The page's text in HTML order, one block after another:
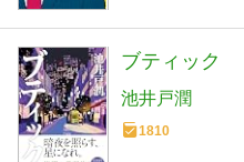
ブティック
池井戸潤
1810